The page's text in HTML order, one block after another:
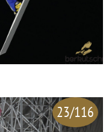
23/116